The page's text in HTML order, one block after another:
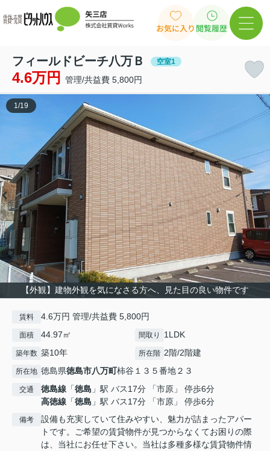
お気に入り 閲覧履歴
フィールドビーチ八万Ｂ 空室1
4.6万円 管理/共益費 5,800円
【外観】建物外観を気になさる方へ、見た目の良い物件です
1/19
賃料 4.6万円 管理/共益費 5,800円
面積 44.97㎡ 間取り 1LDK
築年数 築10年 所在階 2階/2階建
所在地 徳島県徳島市八万町柿谷１３５番地２３
交通 徳島線 「徳島 」駅 バス17分 「市原」 停歩6分
高徳線 「徳島 」駅 バス17分 「市原」 停歩6分
備考
設備も充実していて住みやすい、魅力が詰まったアパー
トです。ご希望の賃貸物件が見つからなくてお困りの際
は、当社にお任せ下さい。当社は多種多様な賃貸物件情